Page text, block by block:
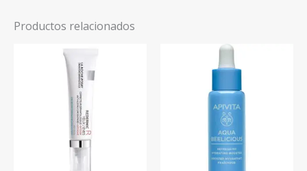
Productos relacionados